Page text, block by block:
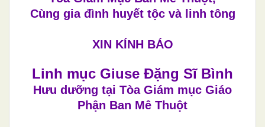
Cùng gia đình huyết tộc và linh tông
XIN KÍNH BÁO
Linh mục Giuse Đặng Sĩ Bình
Hưu dưỡng tại Tòa Giám mục Giáo
Phận Ban Mê Thuột